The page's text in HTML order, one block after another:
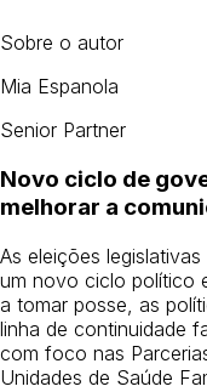
Sobre o autor
Mia Espanola
Senior Partner
Novo ciclo de
melhorar a
As eleições
um novo ciclo político
a tomar posse, as
linha de continuidade
com foco nas
Unidades de Saúde